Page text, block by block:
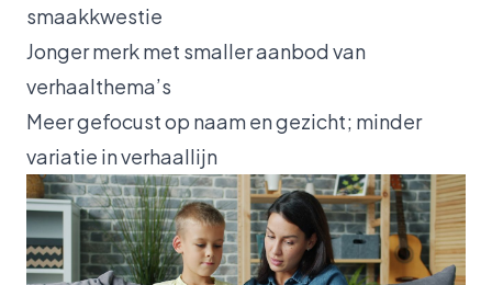
smaakkwestie
Jonger merk met smaller aanbod van
verhaalthema’s
Meer gefocust op naam en gezicht; minder
variatie in verhaallijn